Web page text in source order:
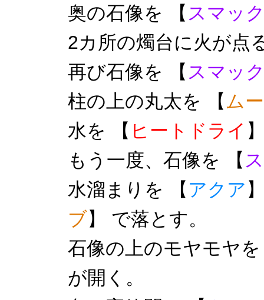
奥の石像を 【 スマッ
2カ所の燭台に火が点
再び石像を 【 スマッ
柱の上の丸太を 【ム
水を 【 ヒートドライ
もう一度、石像を 【
水溜まりを 【 アクア
ブ】 で落とす。
石像の上のモヤモヤ
が開く。